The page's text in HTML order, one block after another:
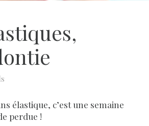
élastique, c’est une semaine
perdue !